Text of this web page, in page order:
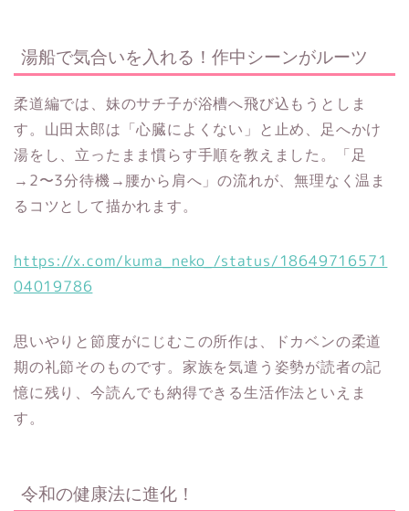
湯船で気合いを入れる！作中シーンがルーツ
柔道編では、妹のサチ子が浴槽へ飛び込もうとしま
す。山田太郎は「心臓によくない」と止め、足へかけ
湯をし、立ったまま慣らす手順を教えました。「足
→2〜3分待機→腰から肩へ」の流れが、無理なく温ま
るコツとして描かれます。
https://x.com/kuma_neko_/status/18649716571
04019786
思いやりと節度がにじむこの所作は、ドカベンの柔道
期の礼節そのものです。家族を気遣う姿勢が読者の記
憶に残り、今読んでも納得できる生活作法といえま
す。
令和の健康法に進化！